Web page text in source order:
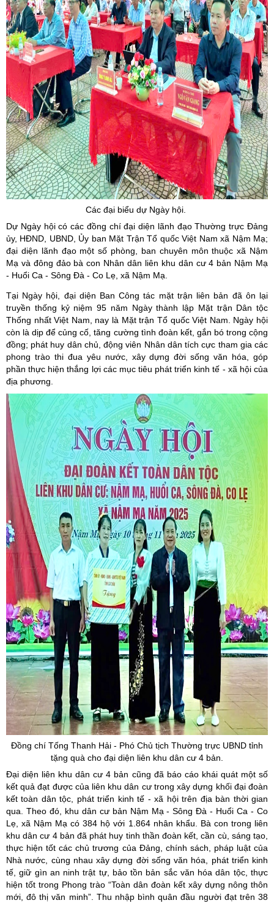
Các đại biểu dự Ngày hội.
Dự Ngày hội có các đồng chí đại diện lãnh đạo Thường trực Đảng
ủy, HĐND, UBND, Ủy ban Mặt Trận Tổ quốc Việt Nam xã Nậm Mạ;
đại diện lãnh đạo một số phòng, ban chuyên môn thuộc xã Nậm
Mạ và đông đảo bà con Nhân dân liên khu dân cư 4 bản Nậm Mạ
- Huổi Ca - Sông Đà - Co Lẹ, xã Nậm Mạ.
Tại Ngày hội, đại diện Ban Công tác mặt trận liên bản đã ôn lại
truyền thống kỷ niệm 95 năm Ngày thành lập Mặt trận Dân tộc
Thống nhất Việt Nam, nay là Mặt trận Tổ quốc Việt Nam. Ngày hội
còn là dịp để củng cố, tăng cường tình đoàn kết, gắn bó trong cộng
đồng; phát huy dân chủ, động viên Nhân dân tích cực tham gia các
phong trào thi đua yêu nước, xây dựng đời sống văn hóa, góp
phần thực hiện thắng lợi các mục tiêu phát triển kinh tế - xã hội của
địa phương.
Đồng chí Tống Thanh Hải - Phó Chủ tịch Thường trực UBND tỉnh
tặng quà cho đại diện liên khu dân cư 4 bản.
Đại diện liên khu dân cư 4 bản cũng đã báo cáo khái quát một số
kết quả đạt được của liên khu dân cư trong xây dựng khối đại đoàn
kết toàn dân tộc, phát triển kinh tế - xã hội trên địa bàn thời gian
qua. Theo đó, khu dân cư bản Nậm Mạ - Sông Đà - Huổi Ca - Co
Lẹ, xã Nậm Mạ có 384 hộ với 1.864 nhân khẩu. Bà con trong liên
khu dân cư 4 bản đã phát huy tinh thần đoàn kết, cần cù, sáng tạo,
thực hiện tốt các chủ trương của Đảng, chính sách, pháp luật của
Nhà nước, cùng nhau xây dựng đời sống văn hóa, phát triển kinh
tế, giữ gìn an ninh trật tự, bảo tồn bản sắc văn hóa dân tộc, thực
hiện tốt trong Phong trào “Toàn dân đoàn kết xây dựng nông thôn
mới, đô thị văn minh”. Thu nhập bình quân đầu người đạt trên 38